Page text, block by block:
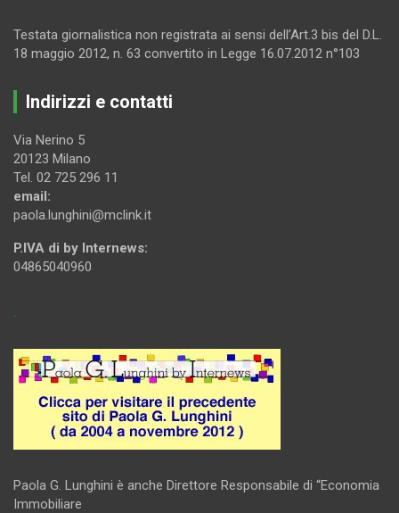
Testata giornalistica non registrata ai sensi dell’Art.3 bis del D.L.
18 maggio 2012, n. 63 convertito in Legge 16.07.2012 n°103
Indirizzi e contatti
Via Nerino 5
20123 Milano
Tel. 02 725 296 11
email:
paola.lunghini@mclink.it
P.IVA di by Internews:
04865040960
.
Paola G. Lunghini è anche Direttore Responsabile di “Economia
Immobiliare